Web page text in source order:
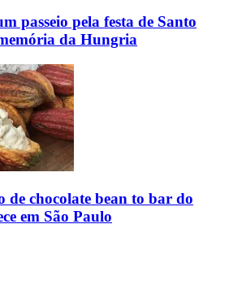
passeio pela festa de Santo
da Hungria
de chocolate bean to bar do
em São Paulo